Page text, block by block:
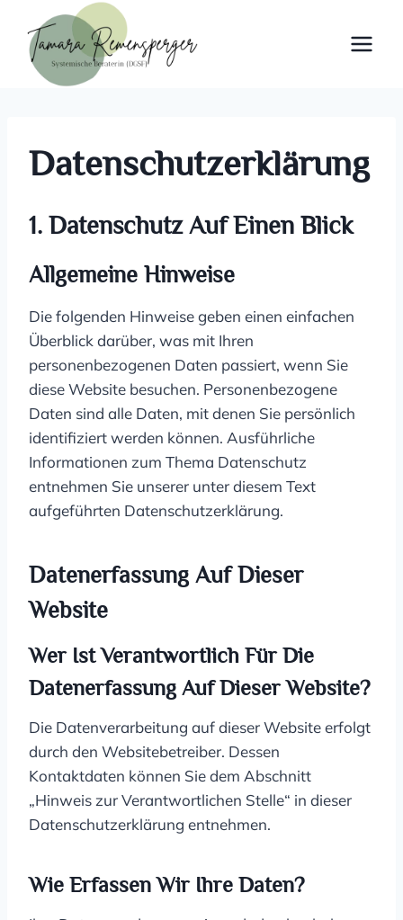
Inhalt
springen
Datenschutz­erklärung
1. Datenschutz Auf Einen Blick
Allgemeine Hinweise
Die folgenden Hinweise geben einen einfachen
Überblick darüber, was mit Ihren
personenbezogenen Daten passiert, wenn Sie
diese Website besuchen. Personenbezogene
Daten sind alle Daten, mit denen Sie persönlich
identifiziert werden können. Ausführliche
Informationen zum Thema Datenschutz
entnehmen Sie unserer unter diesem Text
aufgeführten Datenschutzerklärung.
Datenerfassung Auf Dieser
Website
Wer Ist Verantwortlich Für Die
Datenerfassung Auf Dieser Website?
Die Datenverarbeitung auf dieser Website erfolgt
durch den Websitebetreiber. Dessen
Kontaktdaten können Sie dem Abschnitt
„Hinweis zur Verantwortlichen Stelle“ in dieser
Datenschutzerklärung entnehmen.
Wie Erfassen Wir Ihre Daten?